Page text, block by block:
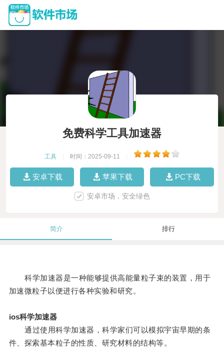
免费科学工具加速器
工具 时间：2025-09-11
安卓下载 苹果下载 PC下载
安卓市场，安全绿色
简介 排行
科学加速器是一种能够提供高能量粒子束的装置，用于
加速微粒子以便进行各种实验和研究。
ios科学加速器
通过使用科学加速器，科学家们可以模拟宇宙早期的条
件、探索基本粒子的性质、研究材料的结构等。